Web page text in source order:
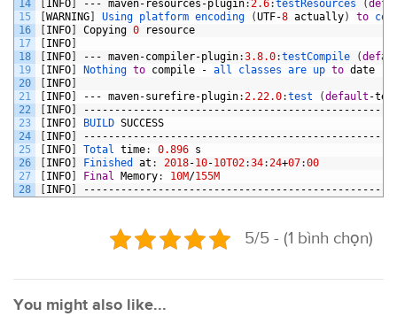
14
15
16
17
18
19
20
21
22
23
24
25
26
27
28
[INFO] --- maven- resources -plugin: 2.6:testResources (
[WARNING] Using platform encoding (UTF-8 actually) to
[INFO] Copying 0
resource
[INFO]
[INFO] --- maven-compiler-plugin:3.8.0:testCompile (
[INFO] Nothing to compile - all classes are up to date
[INFO]
[INFO] --- maven-surefire-plugin: 2.22.0:test (default -
[INFO]
[INFO] BUILD SUCCESS
[INFO]
[INFO] Total time: 0.896 s
[INFO] Finished at : 2018-10-10T02:34: 24+07:00
[INFO] Final Memory: 10M/155M
[INFO]
5/5 - (1 bình chọn)
You might also like...